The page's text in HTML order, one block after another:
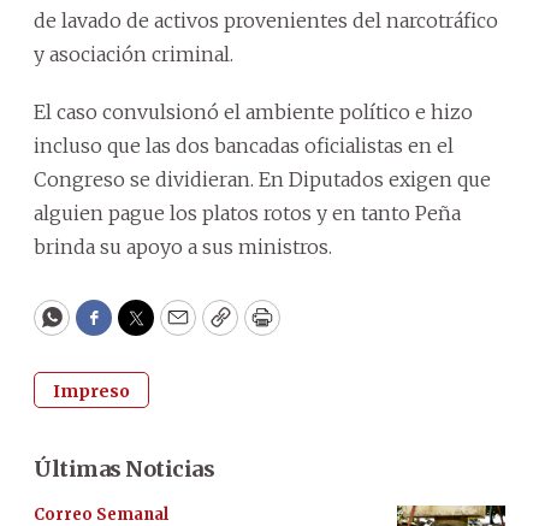
de lavado de activos provenientes del narcotráfico
y asociación criminal.
El caso convulsionó el ambiente político e hizo
incluso que las dos bancadas oficialistas en el
Congreso se dividieran. En Diputados exigen que
alguien pague los platos rotos y en tanto Peña
brinda su apoyo a sus ministros.
WhatsApp
Facebook
Twitter
EmailCopyPrint
Impreso
Últimas Noticias
Correo Semanal